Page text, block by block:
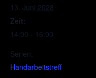
13. Juni 2028
Zeit:
14:00 - 16:00
Serien:
Handarbeitstreff